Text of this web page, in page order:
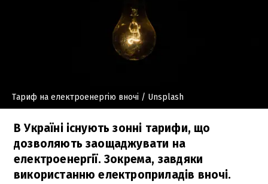
Тариф на електроенергію вночі / Unsplash
В Україні існують зонні тарифи, що
дозволяють заощаджувати на
електроенергії. Зокрема, завдяки
використанню електроприладів вночі.